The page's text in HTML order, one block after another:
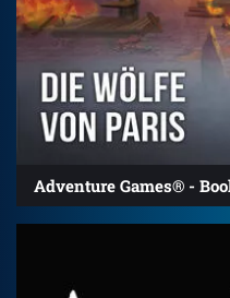
Adventure Games® -